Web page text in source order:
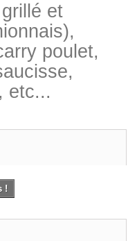
et
,
poulet,
etc...
!